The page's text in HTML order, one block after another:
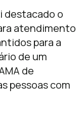
destacado o
atendimento
para a
de um
de
pessoas com